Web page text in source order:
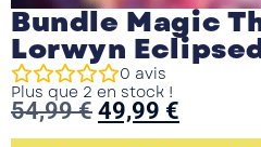
Bundle Magic
Lorwyn
0 avis
Plus que 2 en stock !
54,99€ 49,99 €